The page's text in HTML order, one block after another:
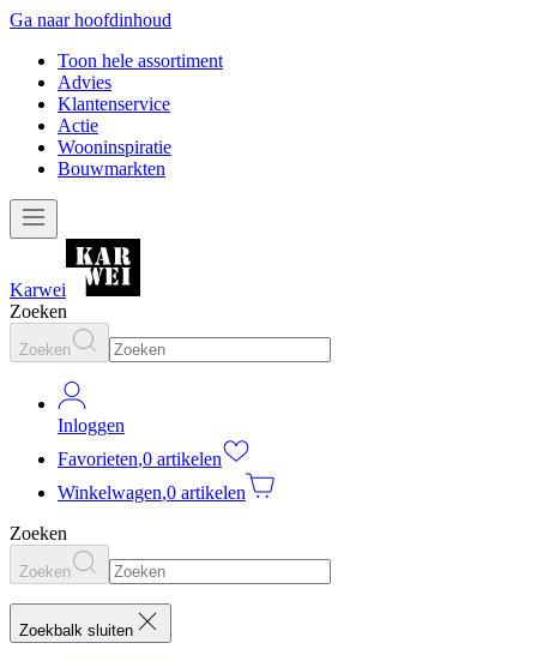
Ga naar hoofdinhoud
Toon hele assortiment
Advies
Klantenservice
Actie
Wooninspiratie
Bouwmarkten
Karwei
Zoeken
Zoeken
Inloggen
Favorieten,0 artikelen
Winkelwagen,0 artikelen
Zoeken
Zoeken
Zoekbalk sluiten